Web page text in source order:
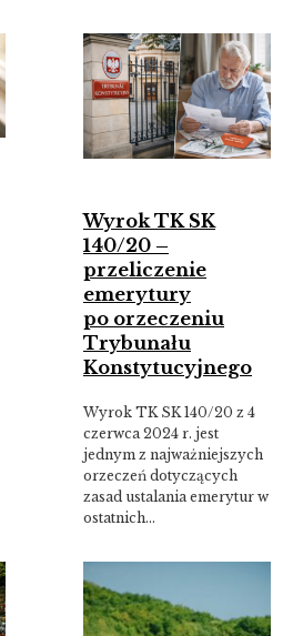
Wyrok TK SK
140/20 –
przeliczenie
emerytury
po orzeczeniu
Trybunału
Konstytucyjnego
Wyrok TK SK 140/20 z 4
czerwca 2024 r. jest
jednym z najważniejszych
orzeczeń dotyczących
zasad ustalania emerytur w
ostatnich…